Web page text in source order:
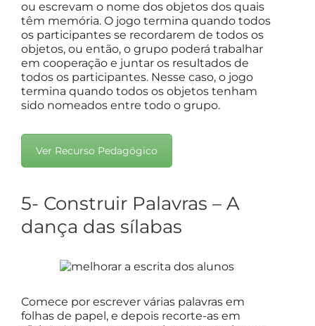
ou escrevam o nome dos objetos dos quais
têm memória. O jogo termina quando todos
os participantes se recordarem de todos os
objetos, ou então, o grupo poderá trabalhar
em cooperação e juntar os resultados de
todos os participantes. Nesse caso, o jogo
termina quando todos os objetos tenham
sido nomeados entre todo o grupo.
Ver Recurso Pedagógico
5- Construir Palavras – A
dança das sílabas
Comece por escrever várias palavras em
folhas de papel, e depois recorte-as em